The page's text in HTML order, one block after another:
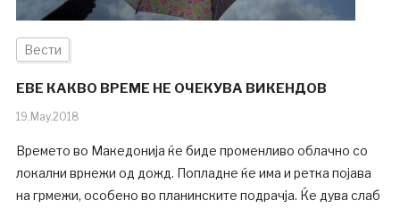
Вести
ЕВЕ КАКВО ВРЕМЕ НЕ ОЧЕКУВА ВИКЕНДОВ
19.May.2018
Времето во Македонија ќе биде променливо облачно со
локални врнежи од дожд. Попладне ќе има и ретка појава
на грмежи, особено во планинските подрачја. Ќе дува слаб